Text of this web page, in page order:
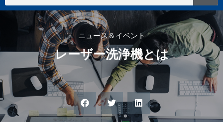
ニュース＆イベント
レーザー洗浄機とは